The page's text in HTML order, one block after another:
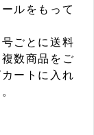
ルをもって
ごとに送料
数商品をご
ートに入れ